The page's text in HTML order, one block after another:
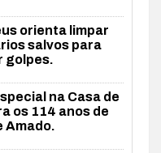
orienta limpar
salvos para
golpes.
na Casa de
os 114 anos de
Amado.